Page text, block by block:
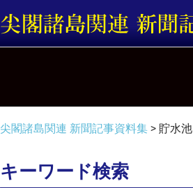
尖閣諸島関連 新聞記事資料集>貯水池
キーワード検索